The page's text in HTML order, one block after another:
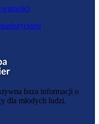
baza informacji o
dla młodych ludzi.